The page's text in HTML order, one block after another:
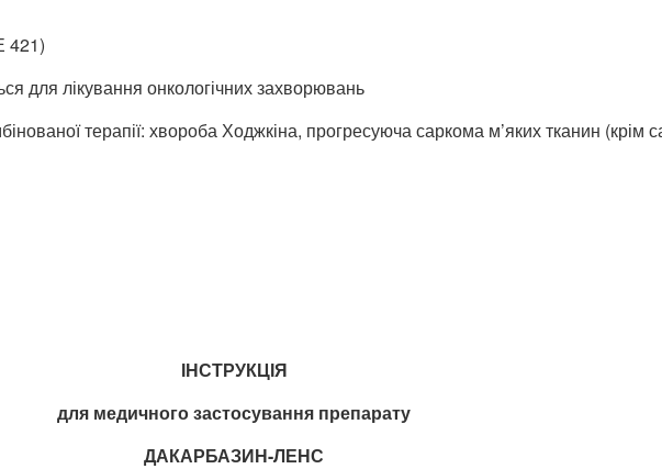
421)
для лікування онкологічних захворювань
терапії: хвороба Ходжкіна, прогресуюча саркома м’яких тканин (крім
ІНСТРУКЦІЯ
для медичного застосування препарату
ДАКАРБАЗИН-ЛЕНС